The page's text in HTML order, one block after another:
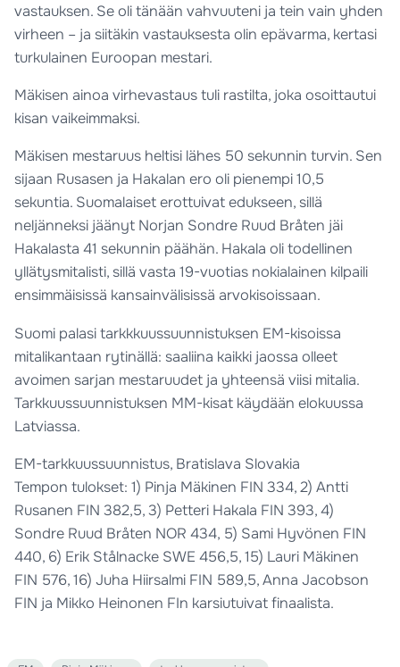
vastauksen. Se oli tänään vahvuuteni ja tein vain yhden
virheen – ja siitäkin vastauksesta olin epävarma, kertasi
turkulainen Euroopan mestari.
Mäkisen ainoa virhevastaus tuli rastilta, joka osoittautui
kisan vaikeimmaksi.
Mäkisen mestaruus heltisi lähes 50 sekunnin turvin. Sen
sijaan Rusasen ja Hakalan ero oli pienempi 10,5
sekuntia. Suomalaiset erottuivat edukseen, sillä
neljänneksi jäänyt Norjan Sondre Ruud Bråten jäi
Hakalasta 41 sekunnin päähän. Hakala oli todellinen
yllätysmitalisti, sillä vasta 19-vuotias nokialainen kilpaili
ensimmäisissä kansainvälisissä arvokisoissaan.
Suomi palasi tarkkkuussuunnistuksen EM-kisoissa
mitalikantaan rytinällä: saaliina kaikki jaossa olleet
avoimen sarjan mestaruudet ja yhteensä viisi mitalia.
Tarkkuussuunnistuksen MM-kisat käydään elokuussa
Latviassa.
EM-tarkkuussuunnistus, Bratislava Slovakia
Tempon tulokset: 1) Pinja Mäkinen FIN 334, 2) Antti
Rusanen FIN 382,5, 3) Petteri Hakala FIN 393, 4)
Sondre Ruud Bråten NOR 434, 5) Sami Hyvönen FIN
440, 6) Erik Stålnacke SWE 456,5, 15) Lauri Mäkinen
FIN 576, 16) Juha Hiirsalmi FIN 589,5, Anna Jacobson
FIN ja Mikko Heinonen FIn karsiutuivat finaalista.